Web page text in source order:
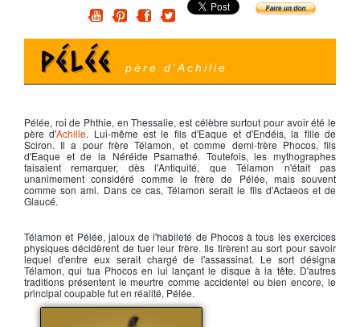
Pélée père d'Achille
Pélée, roi de Phthie, en Thessalie, est célèbre surtout pour avoir été le
père d'Achille. Lui-même est le fils d'Eaque et d'Endéis, la fille de
Sciron. Il a pour frère Télamon, et comme demi-frère Phocos, fils
d'Eaque et de la Néréide Psamathé. Toutefois, les mythographes
faisaient remarquer, dès l'Antiquité, que Télamon n'était pas
unanimement considéré comme le frère de Pélée, mais souvent
comme son ami. Dans ce cas, Télamon serait le fils d'Actaeos et de
Glaucé.
Télamon et Pélée, jaloux de l'habileté de Phocos à tous les exercices
physiques décidèrent de tuer leur frère. Ils tirèrent au sort pour savoir
lequel d'entre eux serait chargé de l'assassinat. Le sort désigna
Télamon, qui tua Phocos en lui lançant le disque à la tête. D'autres
traditions présentent le meurtre comme accidentel ou bien encore, le
principal coupable fut en réalité, Pélée.